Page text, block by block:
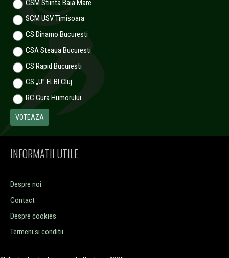
CSM Stiinta Baia Mare
SCM USV Timisoara
CS Dinamo Bucuresti
CSA Steaua Bucuresti
CS Rapid Bucuresti
CS „U” ELBI Cluj
RC Gura Humorului
INFORMATII UTILE
Despre noi
Contact
Despre cookies
Termeni si conditii